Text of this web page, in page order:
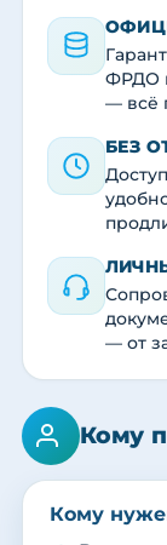
ФРДО
— всё
БЕЗ
— от
Кому
Кому